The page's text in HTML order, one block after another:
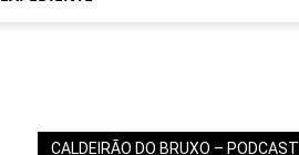
CALDEIRÃO DO BRUXO – PODCAST